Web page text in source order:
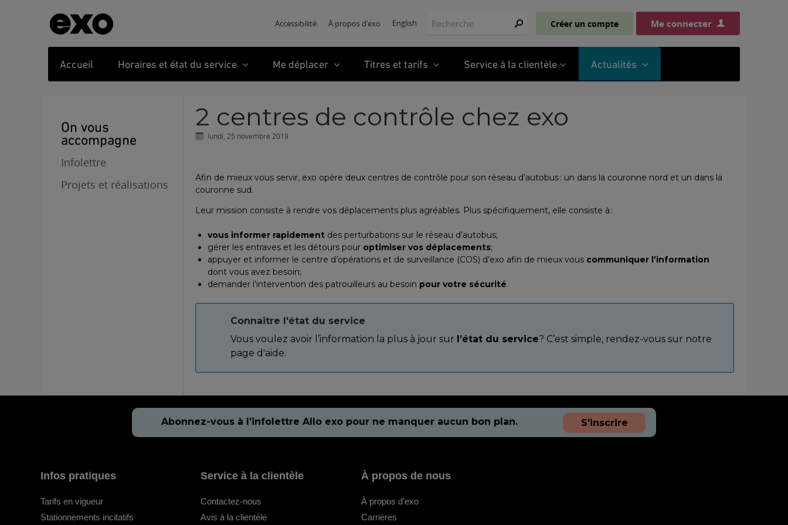
Accessibilité À propos d'exo English Créer un compte Me connecter
Accueil Horaires et état du service Me déplacer Titres et tarifs Service à la clientèle Actualités
On vous
accompagne
Infolettre
Projets et réalisations
2 centres de contrôle chez exo
lundi, 25 novembre 2019
Afin de mieux vous servir, exo opère deux centres de contrôle pour son réseau d’autobus : un dans la couronne nord et un dans la
couronne sud.
Leur mission consiste à rendre vos déplacements plus agréables. Plus spécifiquement, elle consiste à :
vous informer rapidement des perturbations sur le réseau d’autobus;
gérer les entraves et les détours pour optimiser vos déplacements;
appuyer et informer le centre d’opérations et de surveillance (COS) d’exo afin de mieux vous communiquer l’information
dont vous avez besoin;
demander l’intervention des patrouilleurs au besoin pour votre sécurité.
Connaitre l'état du service
Vous voulez avoir l’information la plus à jour sur l’état du service? C’est simple, rendez-vous sur notre
page d'aide.
Abonnez-vous à l’infolettre Allo exo pour ne manquer aucun bon plan. S'inscrire
Infos pratiques
Tarifs en vigueur
Stationnements incitatifs
Service à la clientèle
Contactez-nous
Avis à la clientèle
À propos de nous
À propos d'exo
Carrières